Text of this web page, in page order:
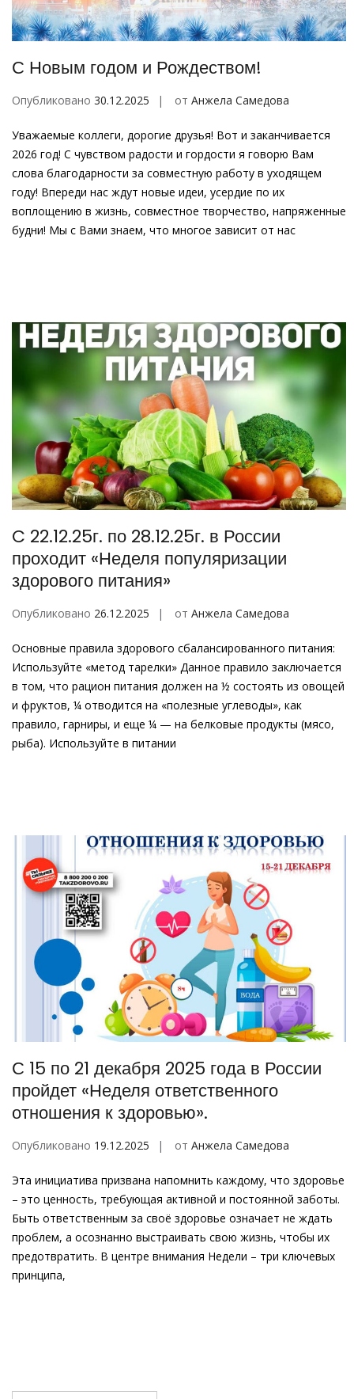
С Новым годом и Рождеством!
Опубликовано 30.12.2025 от Анжела Самедова
Уважаемые коллеги, дорогие друзья! Вот и заканчивается
2026 год! С чувством радости и гордости я говорю Вам
слова благодарности за совместную работу в уходящем
году! Впереди нас ждут новые идеи, усердие по их
воплощению в жизнь, совместное творчество, напряженные
будни! Мы с Вами знаем, что многое зависит от нас
C 22.12.25г. по 28.12.25г. в России
проходит «Неделя популяризации
здорового питания»
Опубликовано 26.12.2025 от Анжела Самедова
Основные правила здорового сбалансированного питания:
Используйте «метод тарелки» Данное правило заключается
в том, что рацион питания должен на ½ состоять из овощей
и фруктов, ¼ отводится на «полезные углеводы», как
правило, гарниры, и еще ¼ — на белковые продукты (мясо,
рыба). Используйте в питании
С 15 по 21 декабря 2025 года в России
пройдет «Неделя ответственного
отношения к здоровью».
Опубликовано 19.12.2025 от Анжела Самедова
Эта инициатива призвана напомнить каждому, что здоровье
– это ценность, требующая активной и постоянной заботы.
Быть ответственным за своё здоровье означает не ждать
проблем, а осознанно выстраивать свою жизнь, чтобы их
предотвратить. В центре внимания Недели – три ключевых
принципа,